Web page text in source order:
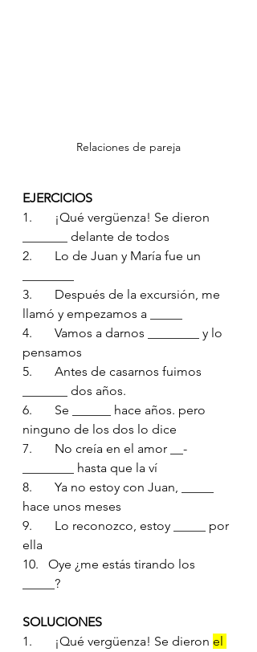
Relaciones de pareja
EJERCICIOS
1.       ¡Qué vergüenza! Se dieron
_______ delante de todos
2.       Lo de Juan y María fue un
3.       Después de la excursión, me
llamó y empezamos a __­­­___
4.       Vamos a darnos ________ y lo
pensamos
5.       Antes de casarnos fuimos
_______ dos años.
6.       Se ______ hace años. pero
ninguno de los dos lo dice
7.       No creía en el amor __­­­
________ hasta que la ví
8.       Ya no estoy con Juan, _____
hace unos meses
9.       Lo reconozco, estoy _____ por
ella
10.   Oye ¿me estás tirando los
_____?
SOLUCIONES
1.       ¡Qué vergüenza! Se dieron el